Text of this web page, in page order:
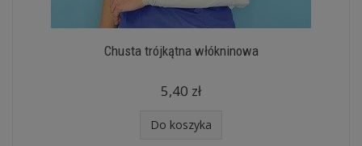
Chusta trójkątna włókninowa
5,40 zł
Do koszyka